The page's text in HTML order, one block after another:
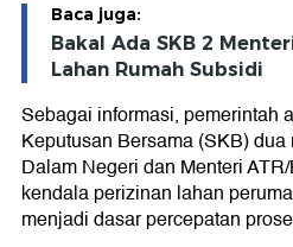
Baca juga:
Bakal Ada SKB 2
Lahan Rumah Subsidi
Sebagai informasi, pemerintah
Keputusan Bersama (SKB)
Dalam Negeri dan Menteri
kendala perizinan lahan
menjadi dasar percepatan